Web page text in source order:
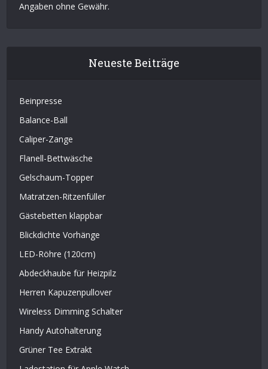
Angaben ohne Gewähr.
Neueste Beiträge
Beinpresse
Balance-Ball
Caliper-Zange
Flanell-Bettwäsche
Gelschaum-Topper
Matratzen-Ritzenfüller
Gästebetten klappbar
Blickdichte Vorhänge
LED-Röhre (120cm)
Abdeckhaube für Heizpilz
Herren Kapuzenpullover
Wireless Dimming Schalter
Handy Autohalterung
Grüner Tee Extrakt